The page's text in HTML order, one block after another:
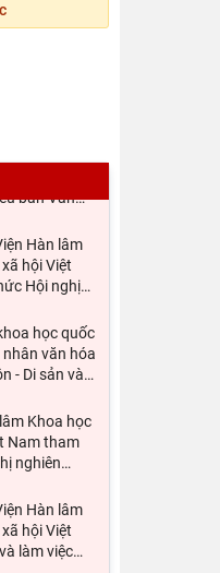
xã hội
Bộ và Tây
hội Việt
học quốc
nhân văn hóa
Khoa học
Nam tham
Hàn lâm
hội Việt
học quốc
tế độc lập,